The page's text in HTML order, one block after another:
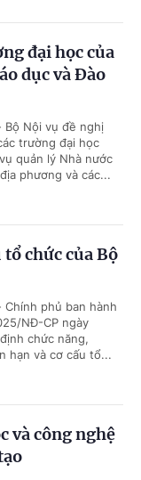
đại học của
dục và Đào
Bộ Nội vụ đề nghị
trường đại học
quản lý Nhà nước
phương và các...
chức của Bộ
phủ ban hành
NĐ-CP ngày
chức năng,
hạn và cơ cấu tổ...
và công nghệ